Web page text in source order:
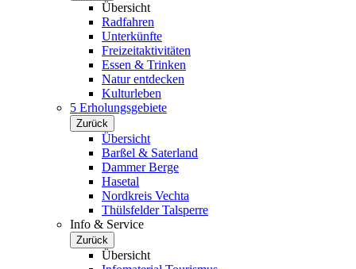
Übersicht
Radfahren
Unterkünfte
Freizeitaktivitäten
Essen & Trinken
Natur entdecken
Kulturleben
5 Erholungsgebiete
Zurück
Übersicht
Barßel & Saterland
Dammer Berge
Hasetal
Nordkreis Vechta
Thülsfelder Talsperre
Info & Service
Zurück
Übersicht